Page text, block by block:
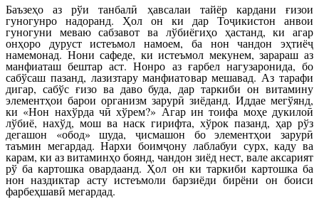
Баъзеҳо аз рўи танбалӣ ҳавсалаи тайёр кардани ғизои
гуногунро надоранд. Ҳол он ки дар Тоҷикистон анвои
гуногуни меваю сабзавот ва лўбиёгиҳо ҳастанд, ки агар
онҳоро дуруст истеъмол намоем, ба нон чандон эҳтиёҷ
намемонад. Нони сафеде, ки истеъмол мекунем, зарараш аз
манфиаташ бештар аст. Нонро аз ғарбел нагузаронида, бо
сабўсаш пазанд, лазизтару манфиатовар мешавад. Аз тарафи
дигар, сабўс ғизо ва даво буда, дар таркиби он витамину
элементҳои барои организм зарурӣ зиёданд. Иддае мегўянд,
ки «Нон нахўрда чӣ хўрем?» Агар ин тоифа моҳе дукилоӣ
лўбиё, нахўд, мош ва наск гирифта, хўрок пазанд, ҳар рўз
дегашон «обод» шуда, ҷисмашон бо элементҳои зарурӣ
таъмин мегардад. Нархи боимҷону лаблабуи сурх, каду ва
карам, ки аз витаминҳо боянд, чандон зиёд нест, вале аксарият
рў ба картошка овардаанд. Ҳол он ки таркиби картошка ба
нон наздиктар асту истеъмоли барзиёди бирёни он боиси
фарбеҳшавӣ мегардад.